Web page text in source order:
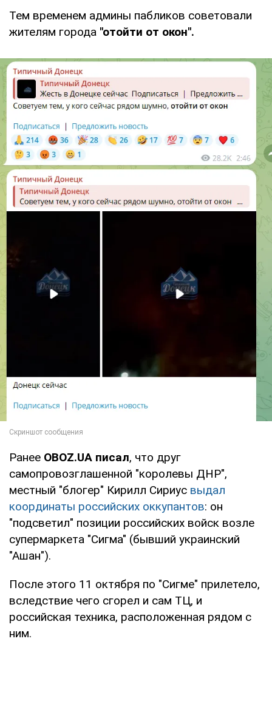
Тем временем админы пабликов советовали
жителям города "отойти от окон".
Ранее OBOZ.UA писал, что друг
самопровозглашенной "королевы ДНР",
местный "блогер" Кирилл Сириус выдал
координаты российских оккупантов: он
"подсветил" позиции российских войск возле
супермаркета "Сигма" (бывший украинский
"Ашан").
После этого 11 октября по "Сигме" прилетело,
вследствие чего сгорел и сам ТЦ, и
российская техника, расположенная рядом с
ним.